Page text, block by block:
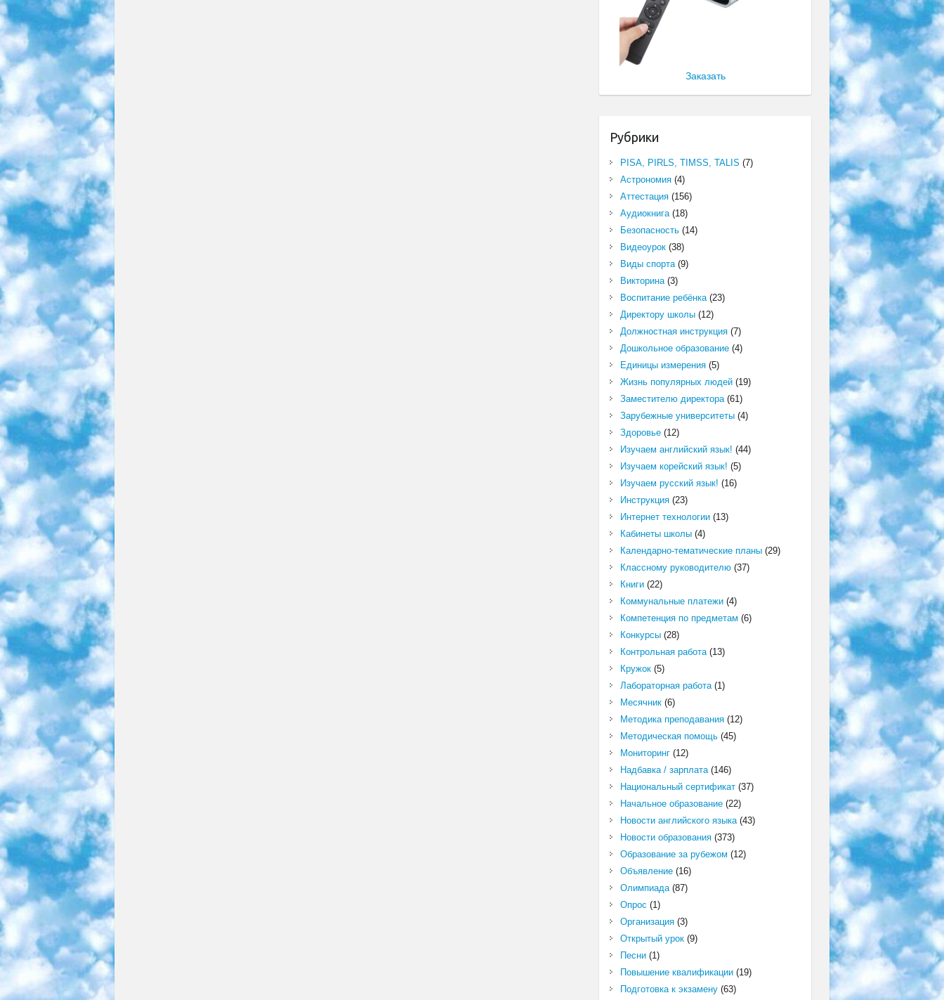
Заказать
Рубрики
PISA, PIRLS, TIMSS, TALIS (7)
Астрономия(4)
Аттестация(156)
Аудиокнига(18)
Безопасность(14)
Видеоурок(38)
Виды спорта(9)
Викторина(3)
Воспитание ребёнка(23)
Директору школы(12)
Должностная инструкция(7)
Дошкольное образование(4)
Единицы измерения(5)
Жизнь популярных людей(19)
Заместителю директора(61)
Зарубежные университеты(4)
Здоровье(12)
Изучаем английский язык! (44)
Изучаем корейский язык! (5)
Изучаем русский язык! (16)
Инструкция(23)
Интернет технологии(13)
Кабинеты школы(4)
Календарно-тематические планы(29)
Классному руководителю(37)
Книги(22)
Коммунальные платежи(4)
Компетенция по предметам (6)
Конкурсы(28)
Контрольная работа(13)
Кружок(5)
Лабораторная работа(1)
Месячник(6)
Методика преподавания(12)
Методическая помощь(45)
Мониторинг(12)
Надбавка / зарплата(146)
Национальный сертификат(37)
Начальное образование(22)
Новости английского языка(43)
Новости образования(373)
Образование за рубежом (12)
Объявление(16)
Олимпиада(87)
Опрос (1)
Организация(3)
Открытый урок(9)
Песни(1)
Повышение квалификации(19)
Подготовка к экзамену(63)